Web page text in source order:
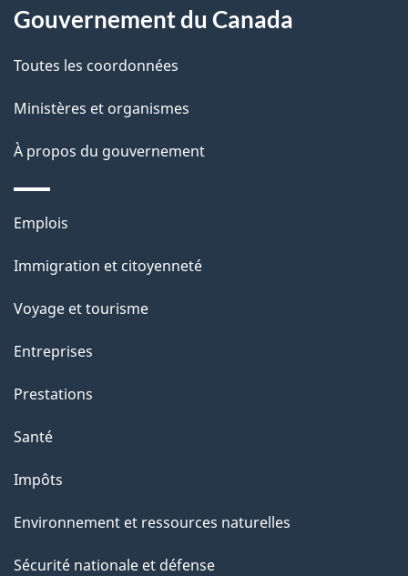
i
l
s
d
e
l
a
p
a
g
e
propos
de
ce
site
Gouvernement du Canada
Toutes les coordonnées
Ministères et organismes
À propos du gouvernement
Thèmes
sujets
Emplois
Immigration et citoyenneté
Voyage et tourisme
Entreprises
Prestations
Santé
Impôts
Environnement et ressources naturelles
Sécurité nationale et défense